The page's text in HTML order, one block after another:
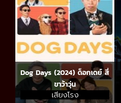
Dog Days (2024) ด็อกเดย์ สี่
ขาว้าวุ่น
เสียงโรง